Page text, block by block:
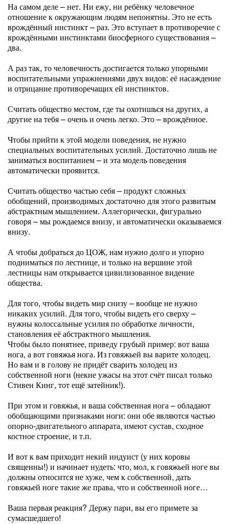
На самом деле – нет. Ни ежу, ни ребёнку человечное
отношение к окружающим людям непонятны. Это не есть
врождённый инстинкт – раз. Это вступает в противоречие с
врождёнными инстинктами биосферного существования –
два.
А раз так, то человечность достигается только упорными
воспитательными упражнениями двух видов: её насаждение
и отрицание противоречащих ей инстинктов.
Считать общество местом, где ты охотишься на других, а
другие на тебя – очень и очень легко. Это – врождённое.
Чтобы прийти к этой модели поведения, не нужно
специальных воспитательных усилий. Достаточно лишь не
заниматься воспитанием – и эта модель поведения
автоматически проявится.
Считать общество частью себя – продукт сложных
обобщений, производимых достаточно для этого развитым
абстрактным мышлением. Аллегорически, фигурально
говоря – мы рождаемся внизу, и автоматически оказываемся
внизу.
А чтобы добраться до ЦОЖ, нам нужно долго и упорно
подниматься по лестнице, и только на вершине этой
лестницы нам открывается цивилизованное видение
общества.
Для того, чтобы видеть мир снизу – вообще не нужно
никаких усилий. Для того, чтобы видеть его сверху –
нужны колоссальные усилия по обработке личности,
становления её абстрактного мышления.
Чтобы было понятнее, приведу грубый пример: вот ваша
нога, а вот говяжья нога. Из говяжьей вы варите холодец.
Но вам и в голову не придёт сварить холодец из
собственной ноги (некие ужасы на этот счёт писал только
Стивен Кинг, тот ещё затейник!).
При этом и говяжья, и ваша собственная нога – обладают
обобщающими признаками ноги: они обе являются частью
опорно-двигательного аппарата, имеют сустав, сходное
костное строение, и т.п.
И вот к вам приходит некий индуист (у них коровы
священны!) и начинает нудеть: что, мол, к говяжьей ноге вы
должны относится не хуже, чем к собственной, дать
говяжьей ноге такие же права, что и собственной ноге…
Ваша первая реакция? Держу пари, вы его примете за
сумасшедшего!